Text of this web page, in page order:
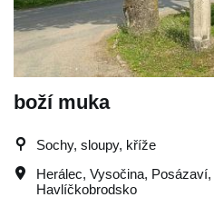
boží muka
Sochy, sloupy, kříže
Herálec, Vysočina, Posázaví,
Havlíčkobrodsko